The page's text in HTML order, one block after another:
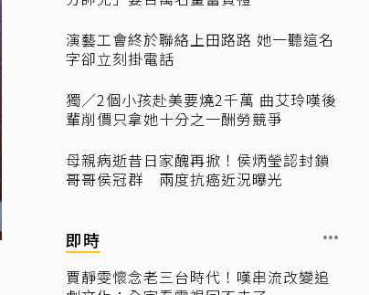
演藝工會終於聯絡上田路路 她一聽這名
字卻立刻掛電話
獨／2個小孩赴美要燒2千萬 曲艾玲嘆後
輩削價只拿她十分之一酬勞競爭
母親病逝昔日家醜再掀！侯炳瑩認封鎖
哥哥侯冠群 兩度抗癌近況曝光
即時
賈靜雯懷念老三台時代！嘆串流改變追